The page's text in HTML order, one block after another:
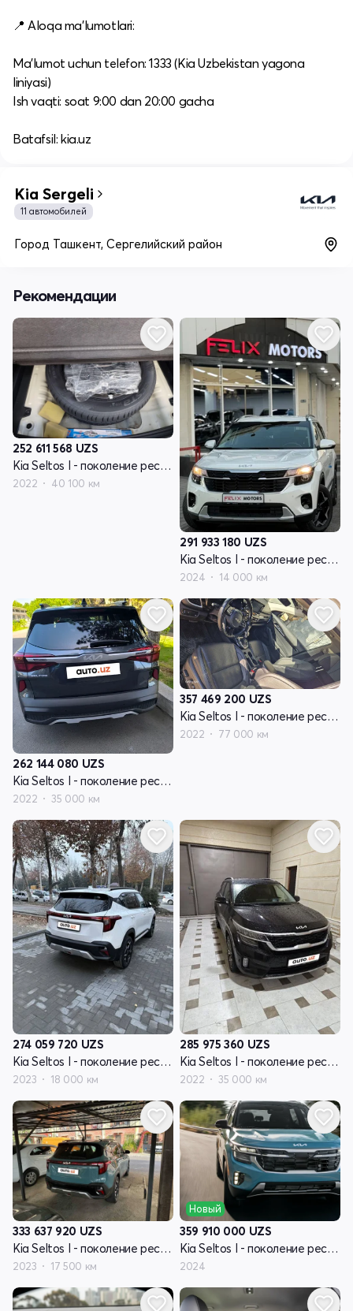
📍 Aloqa ma’lumotlari:
Ma’lumot uchun telefon: 1333 (Kia Uzbekistan yagona
liniyasi)
Ish vaqti: soat 9:00 dan 20:00 gacha
Batafsil: kia.uz
Kia Sergeli
11 автомобилей
Город Ташкент, Сергелийский район
Рекомендации
252 611 568 UZS
Kia Seltos I - поколение рестайлинг
2022 40 100 км
291 933 180 UZS
Kia Seltos I - поколение рестайлинг
2024 14 000 км
262 144 080 UZS
Kia Seltos I - поколение рестайлинг
2022 35 000 км
357 469 200 UZS
Kia Seltos I - поколение рестайлинг
2022 77 000 км
274 059 720 UZS
Kia Seltos I - поколение рестайлинг
2023 18 000 км
285 975 360 UZS
Kia Seltos I - поколение рестайлинг
2022 35 000 км
333 637 920 UZS
Kia Seltos I - поколение рестайлинг
2023 17 500 км
Новый
359 910 000 UZS
Kia Seltos I - поколение рестайлинг
2024